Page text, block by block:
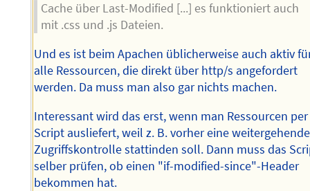
Cache über Last-Modified [...] es funktioniert auch
mit .css und .js Dateien.
Und es ist beim Apachen üblicherweise auch aktiv
alle Ressourcen, die direkt über http/s angefordert
werden. Da muss man also gar nichts machen.
Interessant wird das erst, wenn man Ressourcen per
Script ausliefert, weil z. B. vorher eine weitergehende
Zugriffskontrolle stattinden soll. Dann muss das
selber prüfen, ob einen "if-modified-since"-Header
bekommen hat.